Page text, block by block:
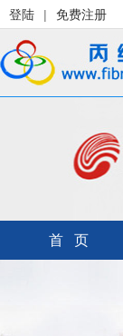
登陆 | 免费注册
首 页